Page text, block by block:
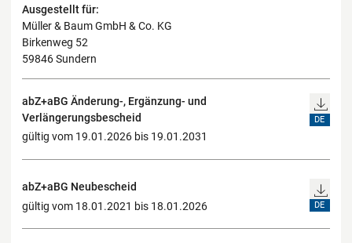
Ausgestellt für:
Müller & Baum GmbH & Co. KG
Birkenweg 52
59846 Sundern
abZ+aBG Änderung-, Ergänzung- und
Verlängerungsbescheid
gültig vom 19.01.2026 bis 19.01.2031
DE
abZ+aBG Neubescheid
gültig vom 18.01.2021 bis 18.01.2026
DE